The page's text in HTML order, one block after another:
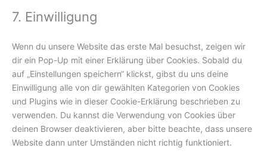
7. Einwilligung
Wenn du unsere Website das erste Mal besuchst, zeigen wir
dir ein Pop-Up mit einer Erklärung über Cookies. Sobald du
auf „Einstellungen speichern“ klickst, gibst du uns deine
Einwilligung alle von dir gewählten Kategorien von Cookies
und Plugins wie in dieser Cookie-Erklärung beschrieben zu
verwenden. Du kannst die Verwendung von Cookies über
deinen Browser deaktivieren, aber bitte beachte, dass unsere
Website dann unter Umständen nicht richtig funktioniert.